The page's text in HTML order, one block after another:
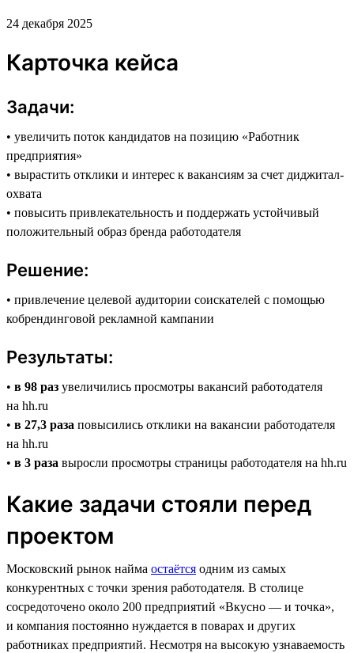
24 декабря 2025
Карточка кейса
Задачи:
• увеличить поток кандидатов на позицию «Работник
предприятия»
• вырастить отклики и интерес к вакансиям за счет диджитал-
охвата
• повысить привлекательность и поддержать устойчивый
положительный образ бренда работодателя
Решение:
• привлечение целевой аудитории соискателей с помощью
кобрендинговой рекламной кампании
Результаты:
• в 98 раз увеличились просмотры вакансий работодателя
на hh.ru
• в 27,3 раза повысились отклики на вакансии работодателя
на hh.ru
• в 3 раза выросли просмотры страницы работодателя на hh.ru
Какие задачи стояли перед
проектом
Московский рынок найма остаётся одним из самых
конкурентных с точки зрения работодателя. В столице
сосредоточено около 200 предприятий «Вкусно — и точка»,
и компания постоянно нуждается в поварах и других
работниках предприятий. Несмотря на высокую узнаваемость